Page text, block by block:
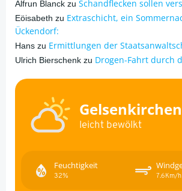
Alfrun Blanck zu Schandflecken sollen
Eöisabeth zu Extraschicht, ein
Ückendorf:
Hans zu Ermittlungen der
Ulrich Bierschenk zu Drogen-Fahrt durch
Gelsenkirchen
leicht bewölkt
Feuchtigkeit
32% 7.6Km/h